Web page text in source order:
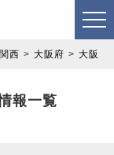
関西 大阪府 大阪市
報一覧